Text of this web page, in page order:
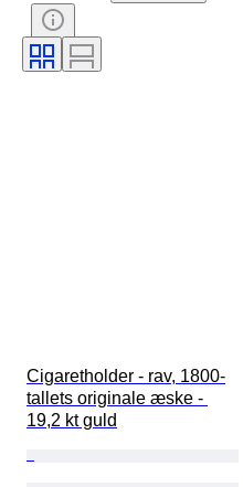
Cigaretholder - rav, 1800-
tallets originale æske -
19,2 kt guld